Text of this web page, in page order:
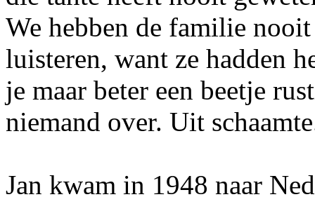
We hebben de familie
luisteren, want ze hadden
je maar beter een beetje
niemand over. Uit
Jan kwam in 1948 naar